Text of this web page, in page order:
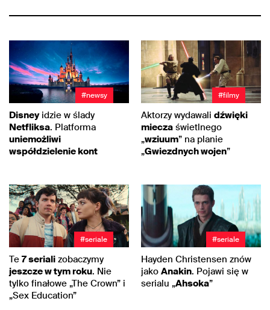
#newsy
Disneyidzie w ślady
Netfliksa. Platforma
uniemożliwi
współdzielenie kont
#filmy
Aktorzy wydawali dźwięki
miecza świetlnego
„wziuum” na planie
„Gwiezdnych wojen”
#seriale
Te 7 seriali zobaczymy
jeszcze w tym roku. Nie
tylko finałowe „The Crown” i
„Sex Education”
#seriale
Hayden Christensen znów
jako Anakin. Pojawi się w
serialu „Ahsoka”